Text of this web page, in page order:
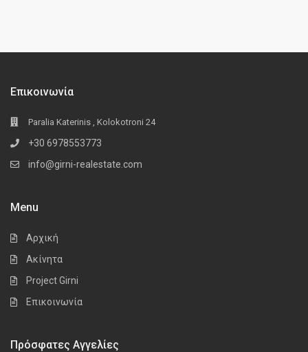
Επικοινωνία
Paralia Katerinis , Kolokotroni 24
+30 6978553773
info@girni-realestate.com
Menu
Αρχική
Ακίνητα
Project Girni
Επικοινωνία
Πρόσφατες Αγγελίες